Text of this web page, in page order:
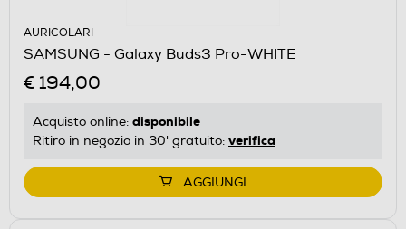
AURICOLARI
SAMSUNG - Galaxy Buds3 Pro-WHITE
€ 194,00
Acquisto online: disponibile
Ritiro in negozio in 30' gratuito: verifica
AGGIUNGI